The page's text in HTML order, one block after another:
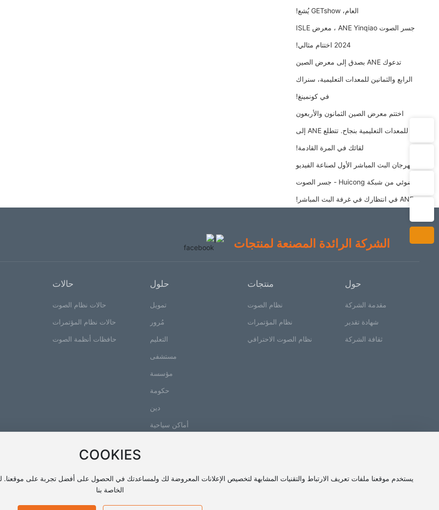
العام، GETshow يُشع!
جسر الصوت ANE Yinqiao ، معرض ISLE
2024 اختتام مثالي!
تدعوك ANE بصدق إلى معرض الصين
الرابع والثمانين للمعدات التعليمية، سنراك
في كونمينغ!
اختتم معرض الصين الثمانون والأربعون
للمعدات التعليمية بنجاح. تتطلع ANE إلى
لقائك في المرة القادمة!
مهرجان البث المباشر الأول لصناعة الفيديو
الضوئي من شبكة Huicong - جسر الصوت
ANE في انتظارك في غرفة البث المباشر!
WeChat QR code
Scan the WeChat QR code
Follow us for updates
Email：emily.cao@rovapa.com
Tel：+86 020-84509588
COOKIES
يستخدم موقعنا ملفات تعريف الارتباط والتقنيات المشابهة لتخصيص الإعلانات المعروضة لك ولمساعدتك في الحصول على أفضل تجربة على
الخاصة بنا
الشركة الرائدة المصنعة لمنتجات
حول
مقدمة الشركة
شهادة تقدير
ثقافة الشركة
منتجات
نظام الصوت
نظام المؤتمرات
نظام الصوت الاحترافي
حلول
تمويل
مُرور
التعليم
مستشفى
مؤسسة
حكومة
دين
أماكن سياحية
حالات
حالات نظام الصوت
حالات نظام المؤتمرات
حافظات أنظمة الصوت